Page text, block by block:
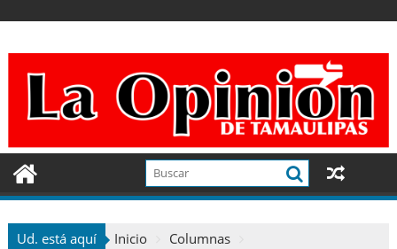
contenido
Ud. está aquí Inicio
Columnas